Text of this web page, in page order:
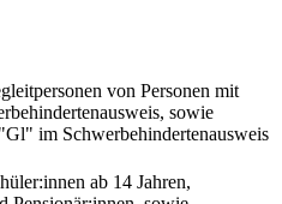
von Personen mit
sowie
im Schwerbehindertenausweis
ab 14 Jahren,